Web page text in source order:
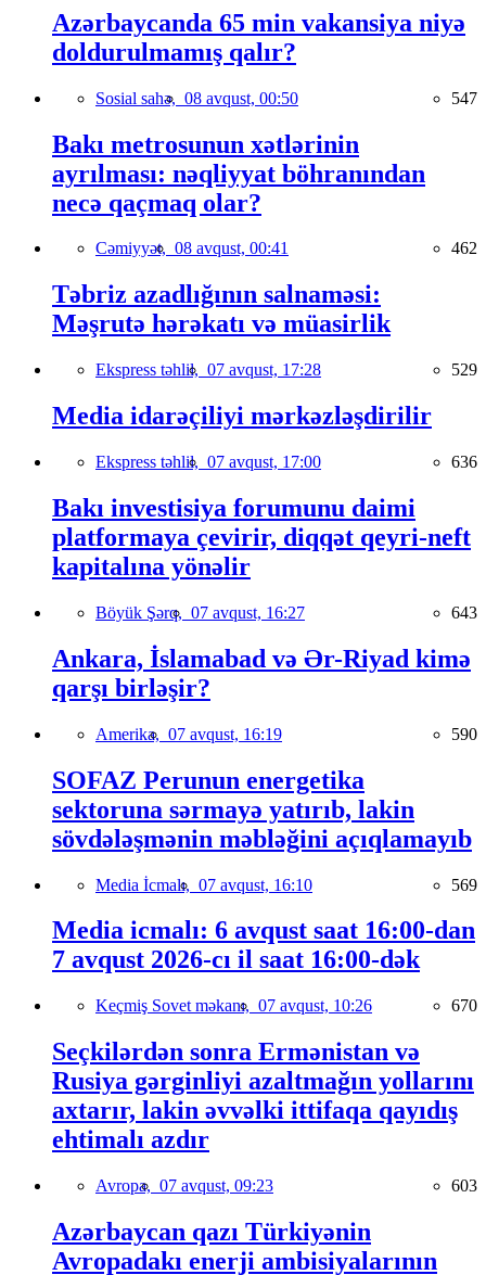
Azərbaycanda 65 min vakansiya niyə
doldurulmamış qalır?
Sosial sahə, 08 avqust, 00:50 547
Bakı metrosunun xətlərinin
ayrılması: nəqliyyat böhranından
necə qaçmaq olar?
Cəmiyyət, 08 avqust, 00:41 462
Təbriz azadlığının salnaməsi:
Məşrutə hərəkatı və müasirlik
Ekspress təhlil, 07 avqust, 17:28 529
Media idarəçiliyi mərkəzləşdirilir
Ekspress təhlil, 07 avqust, 17:00 636
Bakı investisiya forumunu daimi
platformaya çevirir, diqqət qeyri-neft
kapitalına yönəlir
Böyük Şərq, 07 avqust, 16:27 643
Ankara, İslamabad və Ər-Riyad kimə
qarşı birləşir?
Amerika, 07 avqust, 16:19 590
SOFAZ Perunun energetika
sektoruna sərmayə yatırıb, lakin
sövdələşmənin məbləğini açıqlamayıb
Media İcmalı, 07 avqust, 16:10 569
Media icmalı: 6 avqust saat 16:00-dan
7 avqust 2026-cı il saat 16:00-dək
Keçmiş Sovet məkanı, 07 avqust, 10:26 670
Seçkilərdən sonra Ermənistan və
Rusiya gərginliyi azaltmağın yollarını
axtarır, lakin əvvəlki ittifaqa qayıdış
ehtimalı azdır
Avropa, 07 avqust, 09:23 603
Azərbaycan qazı Türkiyənin
Avropadakı enerji ambisiyalarının